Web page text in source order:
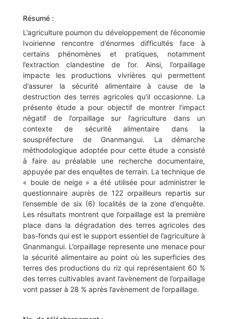
Résumé :
L’agriculture poumon du développement de l’économie
Ivoirienne rencontre d’énormes difficultés face à
certains phénomènes et pratiques, notamment
l’extraction clandestine de l’or. Ainsi, l’orpaillage
impacte les productions vivrières qui permettent
d’assurer la sécurité alimentaire à cause de la
destruction des terres agricoles qu’il occasionne. La
présente étude a pour objectif de montrer l’impact
négatif de l’orpaillage sur l’agriculture dans un
contexte de sécurité alimentaire dans la
souspréfecture de Gnanmangui. La démarche
méthodologique adoptée pour cette étude a consisté
à faire au préalable une recherche documentaire,
appuyée par des enquêtes de terrain. La technique de
« boule de neige » a été utilisée pour administrer le
questionnaire auprès de 122 orpailleurs repartis sur
l’ensemble de six (6) localités de la zone d’enquête.
Les résultats montrent que l’orpaillage est la première
place dans la dégradation des terres agricoles des
bas-fonds qui est le support essentiel de l’agriculture à
Gnanmangui. L’orpaillage represente une menace pour
la sécurité alimentaire au point où les superficies des
terres des productions du riz qui représentaient 60 %
des terres cultivables avant l’avènement de l’orpaillage
vont passer à 28 % après l’avènement de l’orpaillage.